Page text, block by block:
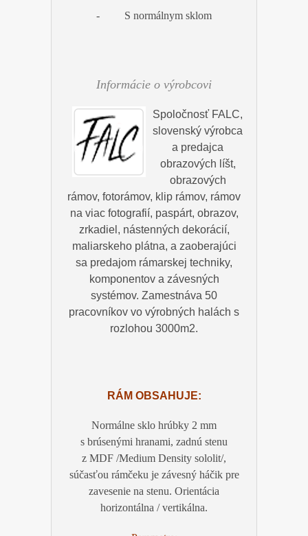
- S normálnym sklom
Informácie o výrobcovi
Spoločnosť FALC,
slovenský výrobca
a predajca
obrazových líšt,
obrazových
rámov, fotorámov, klip rámov, rámov
na viac fotografií, paspárt, obrazov,
zrkadiel, nástenných dekorácií,
maliarskeho plátna, a zaoberajúci
sa predajom rámarskej techniky,
komponentov a závesných
systémov. Zamestnáva 50
pracovníkov vo výrobných halách s
rozlohou 3000m2.
RÁM OBSAHUJE:
Normálne sklo hrúbky 2 mm
s brúsenými hranami, zadnú stenu
z MDF /Medium Density sololit/,
súčasťou rámčeku je závesný háčik pre
zavesenie na stenu. Orientácia
horizontálna / vertikálna.